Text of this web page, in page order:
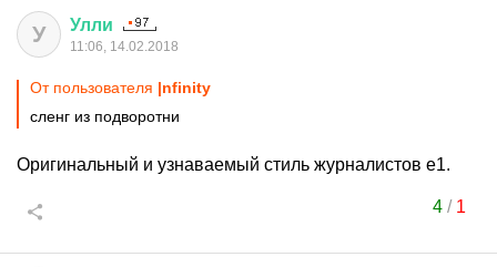
У Улли
11:06, 14.02.2018
От пользователя |nfinity
сленг из подворотни
Оригинальный и узнаваемый стиль журналистов е1.
4/ 1